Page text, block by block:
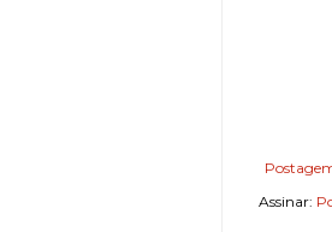
Assinar: